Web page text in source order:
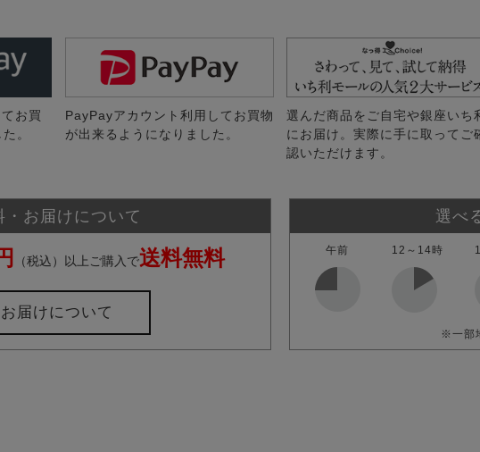
お買
。
PayPayアカウント利用してお買物
が出来るようになりました。
選んだ商品をご自宅や銀座いち
にお届け。実際に手に取ってご
認いただけます。
・お届けについて
（税込）以上ご購入で送料無料
お届けについて
選べ
午前 12～14時
※一部